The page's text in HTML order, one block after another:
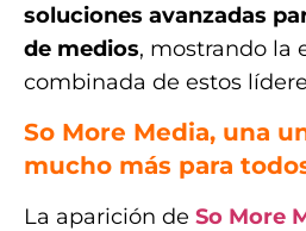
soluciones avanzadas
de medios, mostrando la
combinada de estos
So More Media, una
mucho más para
La aparición de So More